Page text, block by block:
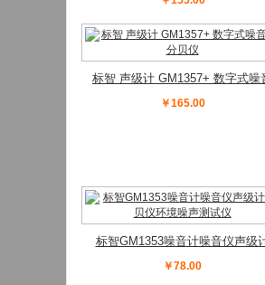
标智 声级计 GM1357+ 数字式噪
计 分贝仪
￥165.00
标智GM1353噪音计噪音仪声级
分贝仪环境噪声测试仪
￥78.00